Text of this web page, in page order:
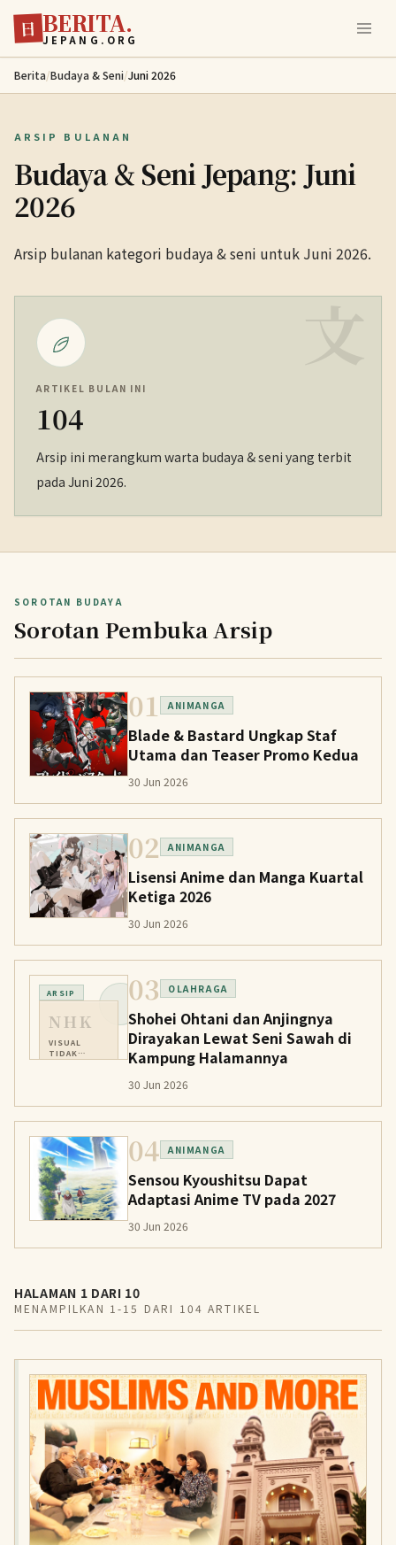
Lewati ke konten utama
日 BERITA.
JEPANG.ORG
Berita/Budaya & Seni/Juni 2026
ARSIP BULANAN
Budaya & Seni Jepang: Juni
2026
Arsip bulanan kategori budaya & seni untuk Juni 2026.
ARTIKEL BULAN INI
104
Arsip ini merangkum warta budaya & seni yang terbit
pada Juni 2026.
SOROTAN BUDAYA
Sorotan Pembuka Arsip
01 ANIMANGA
Blade & Bastard Ungkap Staf
Utama dan Teaser Promo Kedua
30 Jun 2026
02 ANIMANGA
Lisensi Anime dan Manga Kuartal
Ketiga 2026
30 Jun 2026
ARSIP
NHK
VISUAL
TIDAK
TERSEDIA
03 OLAHRAGA
Shohei Ohtani dan Anjingnya
Dirayakan Lewat Seni Sawah di
Kampung Halamannya
30 Jun 2026
04 ANIMANGA
Sensou Kyoushitsu Dapat
Adaptasi Anime TV pada 2027
30 Jun 2026
HALAMAN 1 DARI 10
MENAMPILKAN 1-15 DARI 104 ARTIKEL